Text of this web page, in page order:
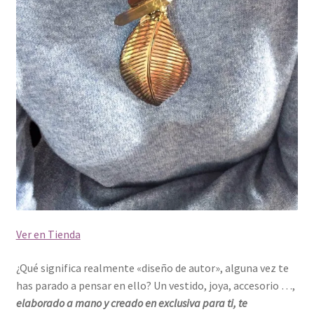
Ver en Tienda
¿Qué significa realmente «diseño de autor», alguna vez te
has parado a pensar en ello? Un vestido, joya, accesorio …,
elaborado a mano y creado en exclusiva para ti, te